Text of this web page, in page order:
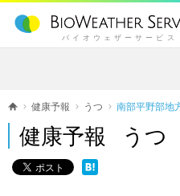
バイオウェザーサービス
健康予報 うつ 南部平野部地
健康予報 うつ